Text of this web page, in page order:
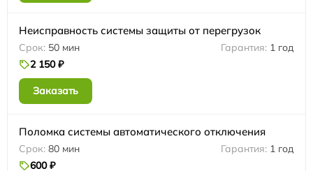
Неисправность системы защиты от перегрузок
50 мин
1 год
2 150 ₽
Заказать
Поломка системы автоматического отключения
80 мин
1 год
600 ₽